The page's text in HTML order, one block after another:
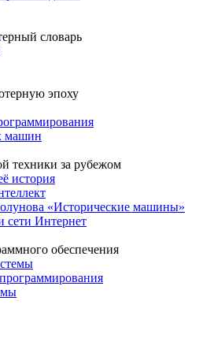
словарь
эпоху
машин
техники за рубежом
история
«Исторические машины»
сети Интернет
обеспечения